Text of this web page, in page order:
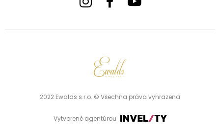
2022 Ewalds s.r.o. © Všechna práva vyhrazena
Vytvorené agentúrou